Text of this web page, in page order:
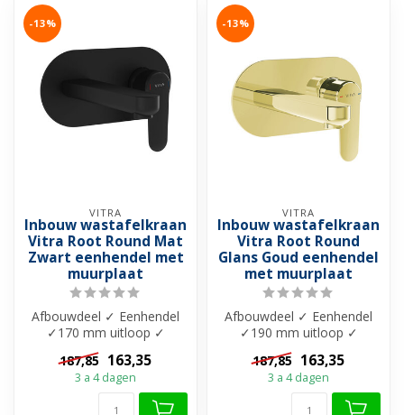
-13%
VITRA
Inbouw wastafelkraan
Vitra Root Round Mat
Zwart eenhendel met
muurplaat
Afbouwdeel ✓ Eenhendel
✓170 mm uitloop ✓
Messing materiaal✓
Beschikbaar in 5 kle...
187,85 163,35
3 a 4 dagen
-13%
VITRA
Inbouw wastafelkraan
Vitra Root Round
Glans Goud eenhendel
met muurplaat
Afbouwdeel ✓ Eenhendel
✓190 mm uitloop ✓
Messing materiaal✓
Beschikbaar in 5 kle...
187,85 163,35
3 a 4 dagen